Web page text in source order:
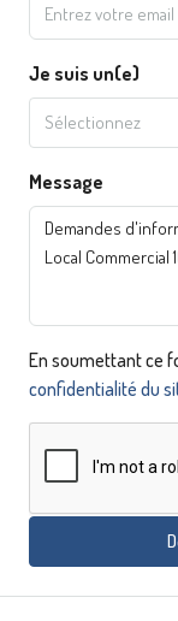
Je suis un(e)
Sélectionnez
Message
En soumettant ce
confidentialité du